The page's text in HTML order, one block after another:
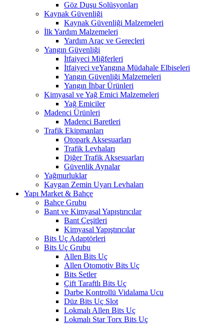
Göz Duşu Solüsyonları
Kaynak Güvenliği
Kaynak Güvenliği Malzemeleri
İlk Yardım Malzemeleri
Yardım Araç ve Gereçleri
Yangın Güvenliği
İtfaiyeci Miğferleri
İtfaiyeci veYangına Müdahale Elbiseleri
Yangın Güvenliği Malzemeleri
Yangın İhbar Ürünleri
Kimyasal ve Yağ Emici Malzemeleri
Yağ Emiciler
Madenci Ürünleri
Madenci Baretleri
Trafik Ekipmanları
Otopark Aksesuarları
Trafik Levhaları
Diğer Trafik Aksesuarları
Güvenlik Aynalar
Yağmurluklar
Kaygan Zemin Uyarı Levhaları
Yapı Market & Bahçe
Bahçe Grubu
Bant ve Kimyasal Yapıştırıcılar
Bant Çeşitleri
Kimyasal Yapıştırıcılar
Bits Uç Adaptörleri
Bits Uç Grubu
Allen Bits Uç
Allen Otomotiv Bits Uç
Bits Setler
Çift Taraftlı Bits Uç
Darbe Kontrollü Vidalama Ucu
Düz Bits Uç Slot
Lokmalı Allen Bits Uç
Lokmalı Star Torx Bits Uç